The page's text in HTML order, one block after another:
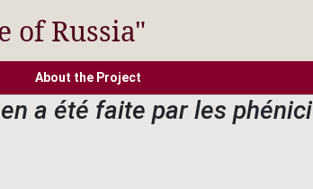
of Russia"
About the Project
a été faite par les